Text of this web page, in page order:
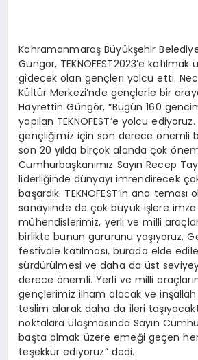
Kahramanmaraş Büyükşehir
Güngör, TEKNOFEST2023’e katılmak
gidecek olan gençleri yolcu etti.
Kültür Merkezi’nde gençlerle bir
Hayrettin Güngör, “Bugün 160
yapılan TEKNOFEST’e yolcu
gençliğimiz için son derece önemli
son 20 yılda birçok alanda çok
Cumhurbaşkanımız Sayın Recep
liderliğinde dünyayı imrendirecek
başardık. TEKNOFEST’in ana
sanayiinde de çok büyük işlere imza
mühendislerimiz, yerli ve milli
birlikte bunun gururunu yaşıyoruz.
festivale katılması, burada elde
sürdürülmesi ve daha da üst
derece önemli. Yerli ve milli
gençlerimiz ilham alacak ve inşallah
teslim alarak daha da ileri
noktalara ulaşmasında Sayın
başta olmak üzere emeği geçen
teşekkür ediyoruz” dedi.